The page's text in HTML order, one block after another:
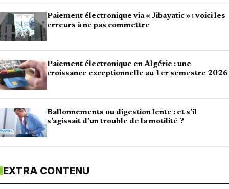
Paiement électronique via « Jibayatic » : voici les
erreurs à ne pas commettre
Paiement électronique en Algérie : une
croissance exceptionnelle au 1er semestre 2026
Ballonnements ou digestion lente : et s’il
s’agissait d’un trouble de la motilité ?
EXTRA CONTENU